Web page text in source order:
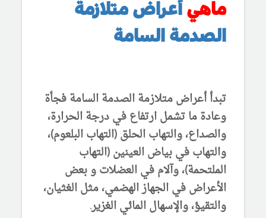
ماهي أعراض متلازمة
الصدمة السامة
تبدأ أعراض متلازمة الصدمة السامة فجأة
وعادة ما تشمل ارتفاع في درجة الحرارة،
والصداع، والتهاب الحلق (التهاب البلعوم)،
والتهاب في بياض العينين (التهاب
الملتحمة)، وآلام في العضلات و بعض
الأعراض في الجهاز الهضمي، مثل الغثيان،
والتقيؤ، والإسهال المائي الغزير.